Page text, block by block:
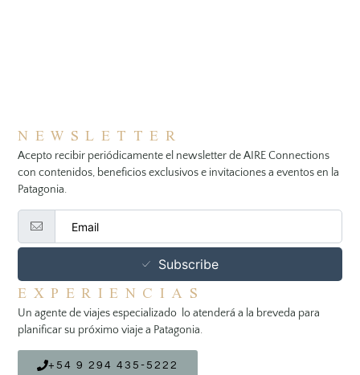
NEWSLETTER
Acepto recibir periódicamente el newsletter de AIRE Connections
con contenidos, beneficios exclusivos e invitaciones a eventos en la
Patagonia.
Subscribe
EXPERIENCIAS
Un agente de viajes especializado lo atenderá a la breveda para
planificar su próximo viaje a Patagonia.
+54 9 294 435-5222